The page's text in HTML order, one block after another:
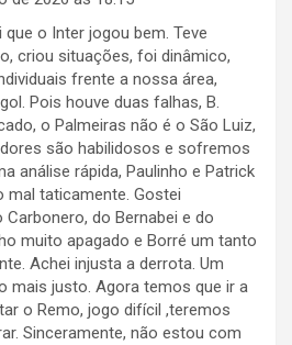
que o Inter jogou bem. Teve
criou situações, foi dinâmico,
frente a nossa área,
Pois houve duas falhas, B.
o Palmeiras não é o São Luiz,
são habilidosos e sofremos
análise rápida, Paulinho e Patrick
mal taticamente. Gostei
do Bernabei e do
muito apagado e Borré um tanto
Achei injusta a derrota. Um
mais justo. Agora temos que ir a
o Remo, jogo difícil ,teremos
Sinceramente, não estou com